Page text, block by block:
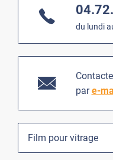
du lundi
pare-
Film pour vitrage